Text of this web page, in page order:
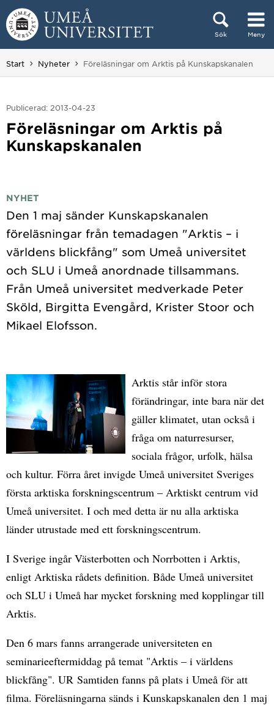
Hoppa direkt till innehållet
Sök Meny
Huvudmenyn dold.
Start Nyheter Du är här:
Föreläsningar om Arktis på Kunskapskanalen
Publicerad: 2013-04-23
Föreläsningar om Arktis på
Kunskapskanalen
NYHET
Den 1 maj sänder Kunskapskanalen
föreläsningar från temadagen "Arktis – i
världens blickfång" som Umeå universitet
och SLU i Umeå anordnade tillsammans.
Från Umeå universitet medverkade Peter
Sköld, Birgitta Evengård, Krister Stoor och
Arktis står inför stora
förändringar, inte bara när det
gäller klimatet, utan också i
fråga om naturresurser,
sociala frågor, urfolk, hälsa
och kultur. Förra året invigde Umeå universitet Sveriges
första arktiska forskningscentrum – Arktiskt centrum vid
Umeå universitet. I och med detta är nu alla arktiska
länder utrustade med ett forskningscentrum.
I Sverige ingår Västerbotten och Norrbotten i Arktis,
enligt Arktiska rådets definition. Både Umeå universitet
och SLU i Umeå har mycket forskning med kopplingar till
Arktis.
Den 6 mars fanns arrangerade universiteten en
seminarieeftermiddag på temat "Arktis – i världens
blickfång". UR Samtiden fanns på plats i Umeå för att
filma. Föreläsningarna sänds i Kunskapskanalen den 1 maj